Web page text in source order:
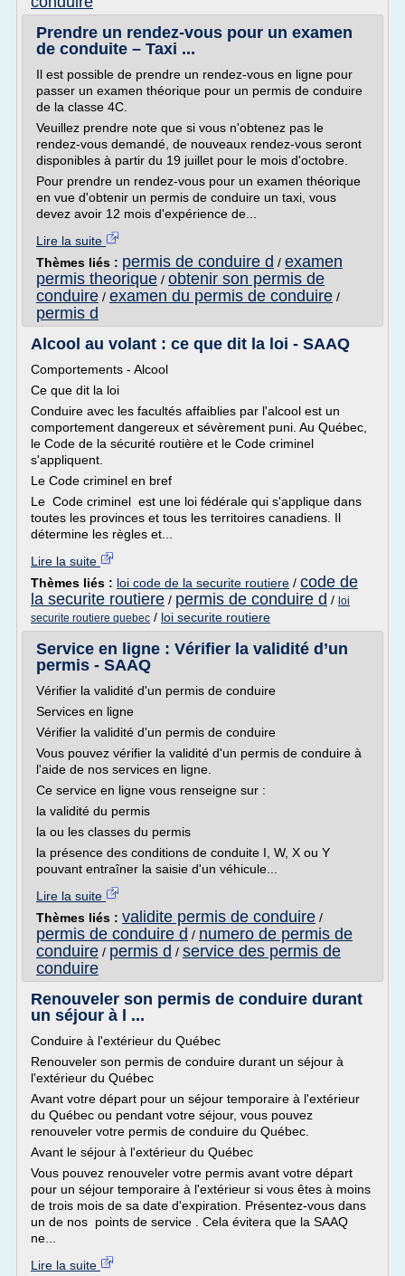
Prendre un rendez-vous pour un examen
de conduite – Taxi ...
Il est possible de prendre un rendez-vous en ligne pour
passer un examen théorique pour un permis de conduire
de la classe 4C.
Veuillez prendre note que si vous n'obtenez pas le
rendez-vous demandé, de nouveaux rendez-vous seront
disponibles à partir du 19 juillet pour le mois d'octobre.
Pour prendre un rendez-vous pour un examen théorique
en vue d'obtenir un permis de conduire un taxi, vous
devez avoir 12 mois d'expérience de...
Lire la suite
Thèmes liés : permis de conduire d / examen
permis theorique / obtenir son permis de
conduire / examen du permis de conduire /
permis d
Alcool au volant : ce que dit la loi - SAAQ
Comportements - Alcool
Ce que dit la loi
Conduire avec les facultés affaiblies par l'alcool est un
comportement dangereux et sévèrement puni. Au Québec,
le Code de la sécurité routière et le Code criminel
s'appliquent.
Le Code criminel en bref
Le Code criminel est une loi fédérale qui s'applique dans
toutes les provinces et tous les territoires canadiens. Il
détermine les règles et...
Lire la suite
Thèmes liés : loi code de la securite routiere / code de
la securite routiere / permis de conduire d / loi
securite routiere quebec / loi securite routiere
Service en ligne : Vérifier la validité d’un
permis - SAAQ
Vérifier la validité d'un permis de conduire
Services en ligne
Vérifier la validité d'un permis de conduire
Vous pouvez vérifier la validité d'un permis de conduire à
l'aide de nos services en ligne.
Ce service en ligne vous renseigne sur :
la validité du permis
la ou les classes du permis
la présence des conditions de conduite I, W, X ou Y
pouvant entraîner la saisie d'un véhicule...
Lire la suite
Thèmes liés : validite permis de conduire /
permis de conduire d / numero de permis de
conduire / permis d / service des permis de
conduire
Renouveler son permis de conduire durant
un séjour à l ...
Conduire à l'extérieur du Québec
Renouveler son permis de conduire durant un séjour à
l'extérieur du Québec
Avant votre départ pour un séjour temporaire à l'extérieur
du Québec ou pendant votre séjour, vous pouvez
renouveler votre permis de conduire du Québec.
Avant le séjour à l'extérieur du Québec
Vous pouvez renouveler votre permis avant votre départ
pour un séjour temporaire à l'extérieur si vous êtes à moins
de trois mois de sa date d'expiration. Présentez-vous dans
un de nos points de service . Cela évitera que la SAAQ
ne...
Lire la suite